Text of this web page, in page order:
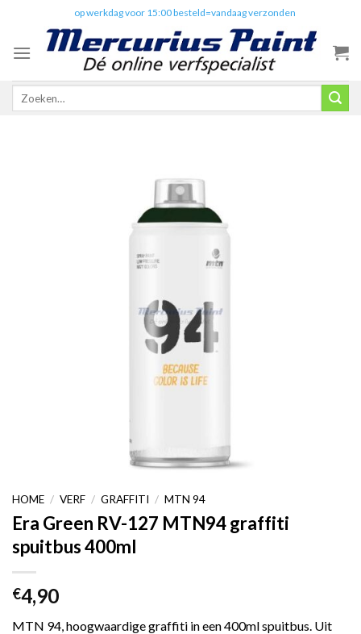
content
op werkdag voor 15:00 besteld=vandaag verzonden
Zoeken
HOME / VERF / GRAFFITI / MTN 94
Era Green RV-127 MTN94 graffiti
spuitbus 400ml
€4,90
MTN 94, hoogwaardige graffiti in een 400ml spuitbus. Uit